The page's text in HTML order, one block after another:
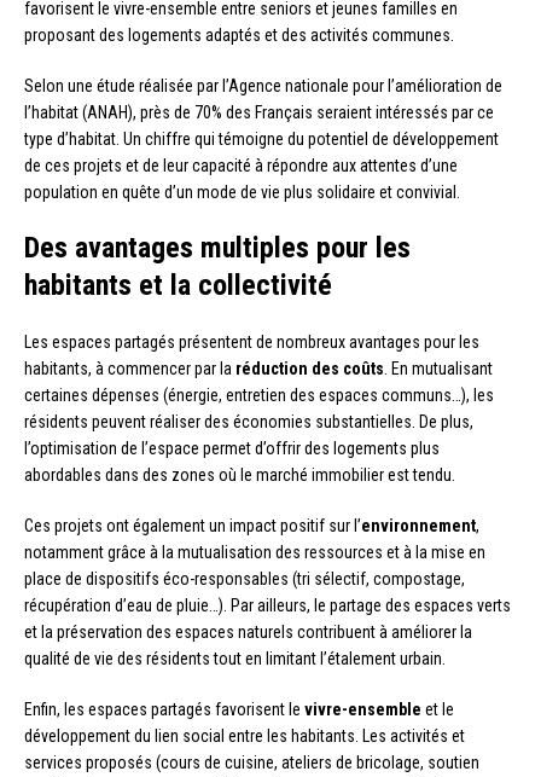
favorisent le vivre-ensemble entre seniors et jeunes familles en
proposant des logements adaptés et des activités communes.
Selon une étude réalisée par l’Agence nationale pour l’amélioration de
l’habitat (ANAH), près de 70% des Français seraient intéressés par ce
type d’habitat. Un chiffre qui témoigne du potentiel de développement
de ces projets et de leur capacité à répondre aux attentes d’une
population en quête d’un mode de vie plus solidaire et convivial.
Des avantages multiples pour les
habitants et la collectivité
Les espaces partagés présentent de nombreux avantages pour les
habitants, à commencer par la réduction des coûts . En mutualisant
certaines dépenses (énergie, entretien des espaces communs…), les
résidents peuvent réaliser des économies substantielles. De plus,
l’optimisation de l’espace permet d’offrir des logements plus
abordables dans des zones où le marché immobilier est tendu.
Ces projets ont également un impact positif sur l’environnement,
notamment grâce à la mutualisation des ressources et à la mise en
place de dispositifs éco-responsables (tri sélectif, compostage,
récupération d’eau de pluie…). Par ailleurs, le partage des espaces verts
et la préservation des espaces naturels contribuent à améliorer la
qualité de vie des résidents tout en limitant l’étalement urbain.
Enfin, les espaces partagés favorisent le vivre-ensemble et le
développement du lien social entre les habitants. Les activités et
services proposés (cours de cuisine, ateliers de bricolage, soutien